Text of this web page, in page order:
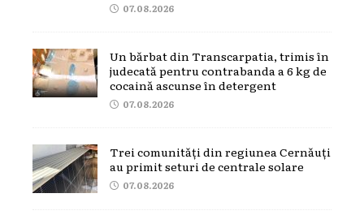
07.08.2026
Un bărbat din Transcarpatia, trimis în
judecată pentru contrabanda a 6 kg de
cocaină ascunse în detergent
07.08.2026
Trei comunități din regiunea Cernăuți
au primit seturi de centrale solare
07.08.2026